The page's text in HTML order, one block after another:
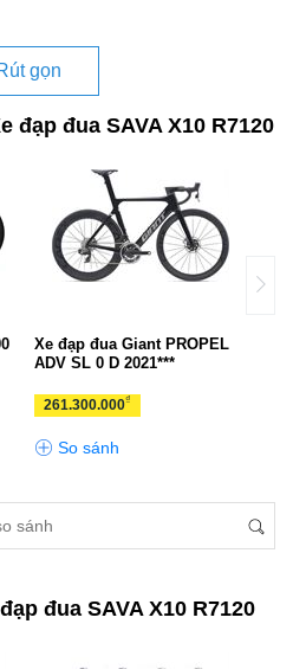
gọn
đạp đua SAVA X10 R7120
Xe đạp đua Giant PROPEL
ADV SL 0 D 2021***
261.300.000₫
So sánh
đua SAVA X10 R7120